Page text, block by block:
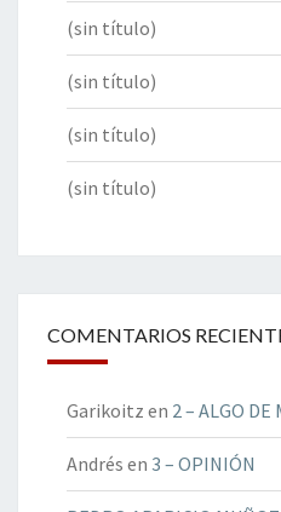
(sin título)
(sin título)
(sin título)
(sin título)
COMENTARIOS
Garikoitz en 2 – ALGO DE
Andrés en 3 – OPINIÓN